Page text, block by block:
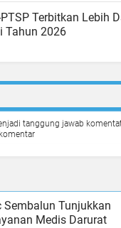
Terbitkan Lebih
Tahun 2026
tanggung jawab
Sembalun Tunjukkan
Medis Darurat